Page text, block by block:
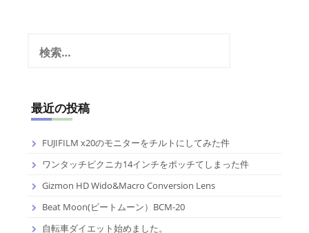
最近の投稿
FUJIFILM x20のモニターをチルトにしてみた件
ワンタッチピクニカ14インチをポッチてしまった件
Gizmon HD Wido&Macro Conversion Lens
Beat Moon(ビートムーン）BCM-20
自転車ダイエット始めました。